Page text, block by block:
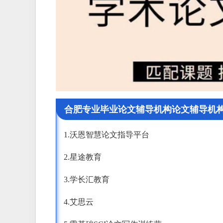
合肥专业毕业论文辅导机构论文辅导机
1.沃恩智慧论文指导平台
2.星途教育
3.学长汇教育
4.艾思云